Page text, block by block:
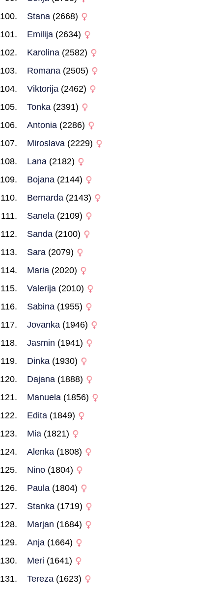
Stana (2668)
Emilija (2634)
Karolina (2582)
Romana (2505)
Viktorija (2462)
Tonka (2391)
Antonia (2286)
Miroslava (2229)
Lana (2182)
Bojana (2144)
Bernarda (2143)
Sanela (2109)
Sanda (2100)
Sara (2079)
Maria (2020)
Valerija (2010)
Sabina (1955)
Jovanka (1946)
Jasmin (1941)
Dinka (1930)
Dajana (1888)
Manuela (1856)
Edita (1849)
Mia (1821)
Alenka (1808)
Nino (1804)
Paula (1804)
Stanka (1719)
Marjan (1684)
Anja (1664)
Meri (1641)
Tereza (1623)